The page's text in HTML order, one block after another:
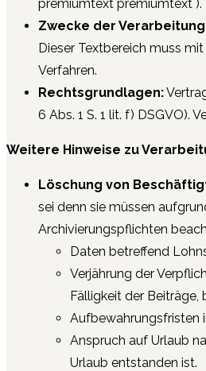
premiumtext premiumtext ).
Zwecke der
Dieser Textbereich muss
Verfahren.
Rechtsgrundlagen:
6 Abs. 1 S. 1 lit. f) DSGVO).
Weitere Hinweise zu
Löschung von
sei denn sie müssen
Archivierungspflichten
Daten betreffend
Verjährung der
Fälligkeit der Beiträge,
Aufbewahrungsfristen
Anspruch auf Urlaub
Urlaub entstanden ist.